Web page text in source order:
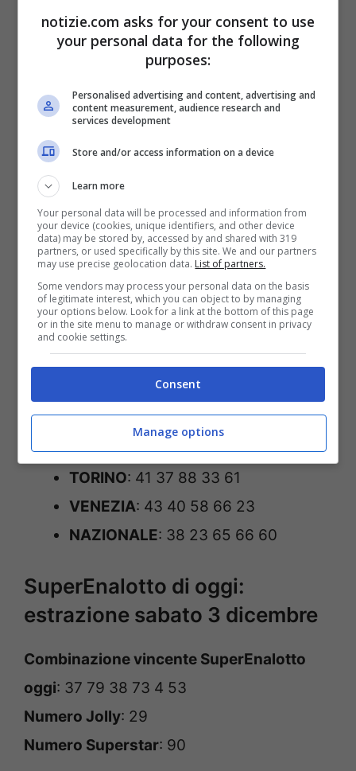
Ecco tutti i numeri del Lotto di oggi – Notizie.com – ©
Ansa
BARI: 21 1 70 90 81
FIRENZE : 66 77 4 29 37
GENOVA
: 89 50 67 68 27
MILANO: 78 49 64 58 89
: 79 6 22 77 25
PALERMO: 39 64 65 10 71
ROMA: 9 39 31 54 58
TORINO: 41 37 88 33 61
VENEZIA: 43 40 58 66 23
NAZIONALE: 38 23 65 66 60
SuperEnalotto di oggi:
estrazione sabato 3 dicembre
Combinazione vincente SuperEnalotto
oggi: 37 79 38 73 4 53
Numero Jolly: 29
Numero Superstar: 90
notizie.com asks for your consent to use
your personal data for the following
purposes:
Personalised advertising and content, advertising and
content measurement, audience research and
services development
Store and/or access information on a device
Learn more
Your personal data will be processed and information from
your device (cookies, unique identifiers, and other device
data) may be stored by, accessed by and shared with 319
partners, or used specifically by this site. We and our partners
may use precise geolocation data. List of partners.
Some vendors may process your personal data on the basis
of legitimate interest, which you can object to by managing
your options below. Look for a link at the bottom of this page
or in the site menu to manage or withdraw consent in privacy
and cookie settings.
Consent
Manage options